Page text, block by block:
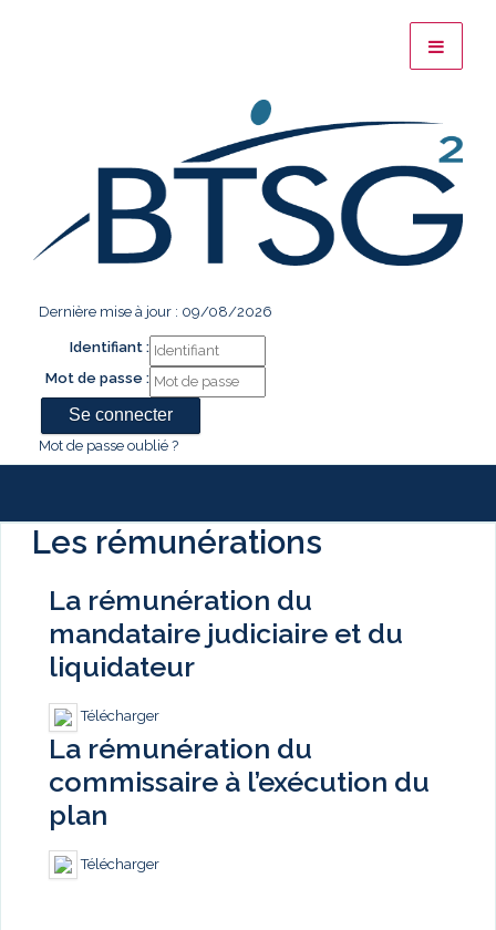
Dernière mise à jour : 09/08/2026
Identifiant :
Mot de passe :
Mot de passe oublié ?
Les rémunérations
La rémunération du
mandataire judiciaire et du
liquidateur
Télécharger
La rémunération du
commissaire à l’exécution du
plan
Télécharger